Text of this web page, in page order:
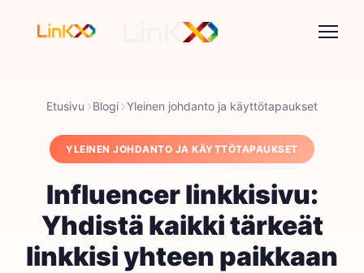
Etusivu Blogi Yleinen johdanto ja käyttötapaukset
YLEINEN JOHDANTO JA KÄYTTÖTAPAUKSET
Influencer linkkisivu:
Yhdistä kaikki tärkeät
linkkisi yhteen paikkaan